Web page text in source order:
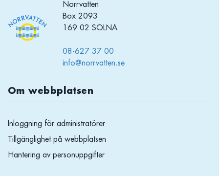
Norrvatten
Box 2093
169 02 SOLNA
08-627 37 00
info@norrvatten.se
Om webbplatsen
Inloggning för administratörer
Tillgänglighet på webbplatsen
Hantering av personuppgifter